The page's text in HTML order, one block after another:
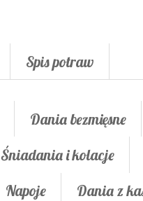
Spis potraw
Dania bezmięsne
Śniadania i kolacje
Napoje Dania z